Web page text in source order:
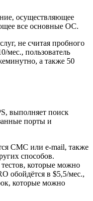
осуществляющее
все основные ОС.
не считая пробного
мес., пользователь
а также 50
выполняет поиск
порты и
СМС или e-mail, также
способов.
которые можно
обойдётся в $5,5/мес.,
которые можно